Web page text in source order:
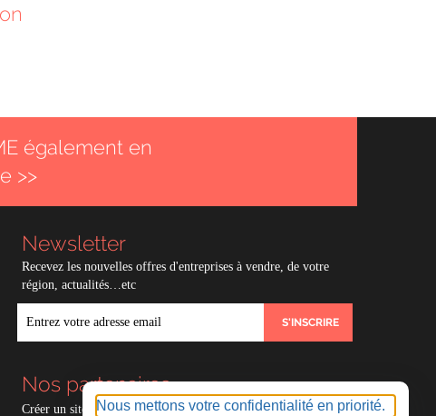
également en
>>
Newsletter
Recevez les nouvelles offres d'entreprises à vendre, de votre
région, actualités…etc
Nos partenaires
Créer un site e-commerce avec Experts compables
Nous mettons votre confidentialité en priorité.